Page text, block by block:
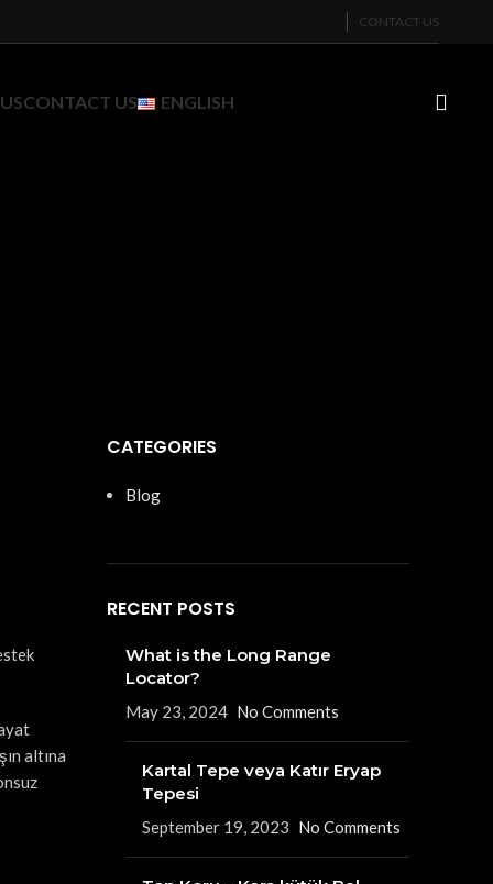
CONTACT US
CONTACT US ENGLISH
altına
CATEGORIES
Blog
RECENT POSTS
What is the Long Range
Locator?
May 23, 2024 No Comments
Kartal Tepe veya Katır Eryap
Tepesi
September 19, 2023 No Comments